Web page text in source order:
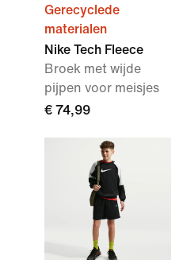
Gerecyclede
materialen
Nike Tech Fleece
Broek met wijde
pijpen voor meisjes
€ 74,99